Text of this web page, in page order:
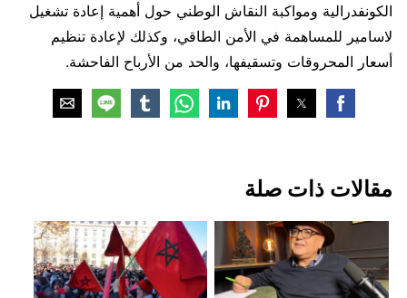
الكونفدرالية ومواكبة النقاش الوطني حول أهمية إعادة تشغيل
لاسامير للمساهمة في الأمن الطاقي، وكذلك لإعادة تنظيم
أسعار المحروقات وتسقيفها، والحد من الأرباح الفاحشة.
‏مقالات ذات صلة